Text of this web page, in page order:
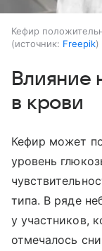
Кефир
источник: Freepik
Влияние
в крови
Кефир может
уровень
типа. В ряде
у участников,
отмечалось